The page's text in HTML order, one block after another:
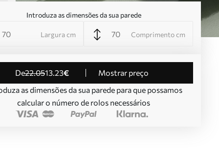
Introduza as dimensões da sua parede
Largura cm Comprimento cm
de22.0513.23€
Mostrar preço
as dimensões da sua parede para que possamos
calcular o número de rolos necessários